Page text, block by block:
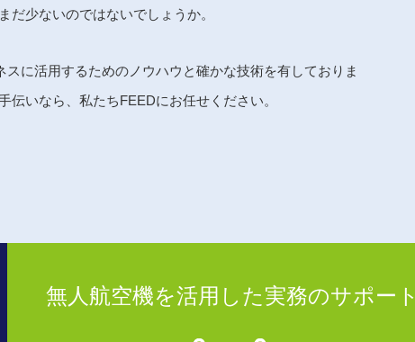
だ少ないのではないでしょうか。
に活用するためのノウハウと確かな技術を有しておりま
いなら、私たちFEEDにお任せください。
無人航空機を活用した実務のサポート